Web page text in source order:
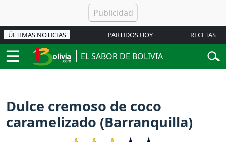
ÚLTIMAS NOTICIAS PARTIDOS HOY RECETAS
EL SABOR DE BOLIVIA
Dulce cremoso de coco
caramelizado (Barranquilla)